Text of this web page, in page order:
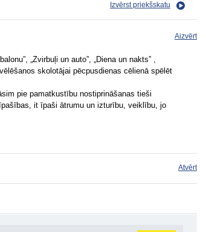
Izvērst priekšskatu
Aizvērt
„Zvirbuļi un auto”, „Diena un nakts” ,
skolotājai pēcpusdienas cēlienā spēlēt
pie pamatkustību nostiprināšanas tieši
it īpaši ātrumu un izturību, veiklību, jo
Atvērt